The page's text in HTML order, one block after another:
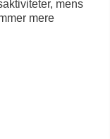
mens
mere